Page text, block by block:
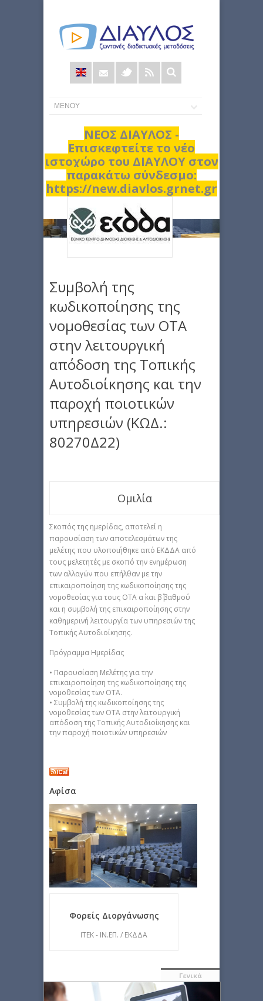
Φόρμα
αναζήτησης
ΝΕΟΣ ΔΙΑΥΛΟΣ -
Επισκεφτείτε το νέο
ιστοχώρο του ΔΙΑΥΛΟΥ στον
παρακάτω σύνδεσμο:
https://new.diavlos.grnet.gr
Συμβολή της
κωδικοποίησης της
νομοθεσίας των ΟΤΑ
στην λειτουργική
απόδοση της Τοπικής
Αυτοδιοίκησης και την
παροχή ποιοτικών
υπηρεσιών (ΚΩΔ.:
80270Δ22)
Ομιλία
Σκοπός της ημερίδας, αποτελεί η
παρουσίαση των αποτελεσμάτων της
μελέτης που υλοποιήθηκε από ΕΚΔΔΑ από
τους μελετητές με σκοπό την ενημέρωση
των αλλαγών που επήλθαν με την
επικαιροποίηση της κωδικοποίησης της
νομοθεσίας για τους ΟΤΑ α΄ και β΄ βαθμού
και η συμβολή της επικαιροποίησης στην
καθημερινή λειτουργία των υπηρεσιών της
Τοπικής Αυτοδιοίκησης.
Πρόγραμμα Ημερίδας
• Παρουσίαση Μελέτης για την
επικαιροποίηση της κωδικοποίησης της
νομοθεσίας των ΟΤΑ.
• Συμβολή της κωδικοποίησης της
νομοθεσίας των ΟΤΑ στην λειτουργική
απόδοση της Τοπικής Αυτοδιοίκησης και
την παροχή ποιοτικών υπηρεσιών
Αφίσα
Φορείς Διοργάνωσης
ΙΤΕΚ - ΙΝ.ΕΠ. / ΕΚΔΔΑ
Γενικά